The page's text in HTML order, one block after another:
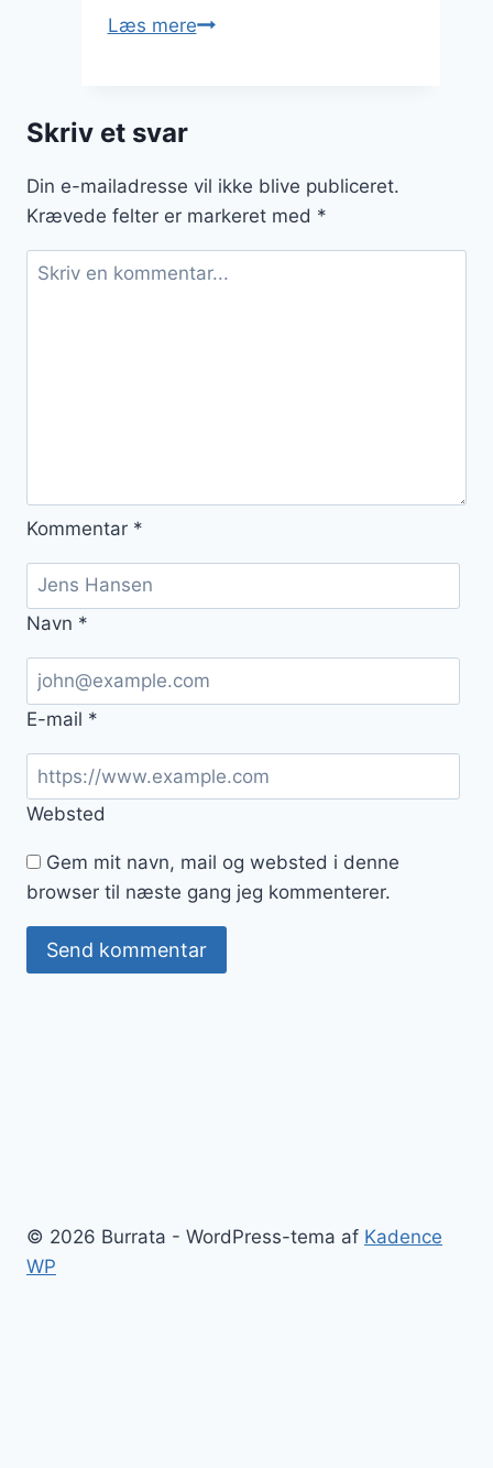
Læs mereBurrata
Skriv et svar
Din e-mailadresse vil ikke blive publiceret.
Krævede felter er markeret med *
Kommentar *
Navn *
E-mail *
Websted
Gem mit navn, mail og websted i denne
browser til næste gang jeg kommenterer.
© 2026 Burrata - WordPress-tema af Kadence
WP